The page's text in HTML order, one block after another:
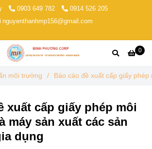
0903 649 782
0914 526 205
nguyenthanhmp156@gmail.com
0
môi trường / Báo cáo đề xuất cấp giấy
xuất cấp giấy phép môi
máy sản xuất các sản
dụng